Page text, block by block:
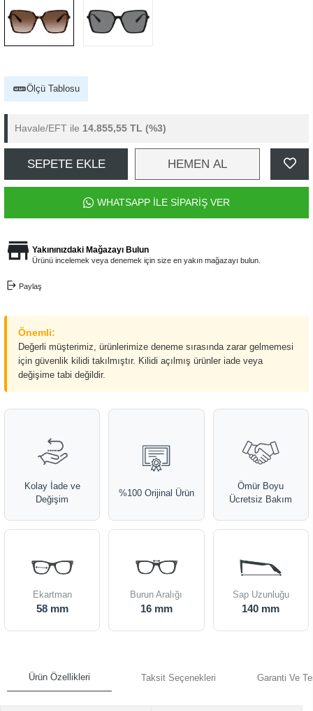
Ölçü Tablosu
Havale/EFT ile 14.855,55 TL (%3)
SEPETE EKLE HEMEN AL
WHATSAPP İLE SİPARİŞ VER
Yakınınızdaki Mağazayı Bulun
Ürünü incelemek veya denemek için size en yakın mağazayı bulun.
Paylaş
Önemli:
Değerli müşterimiz, ürünlerimize deneme sırasında zarar gelmemesi
için güvenlik kilidi takılmıştır. Kilidi açılmış ürünler iade veya
değişime tabi değildir.
Kolay İade ve
Değişim
%100 Orijinal Ürün
Ömür Boyu
Ücretsiz Bakım
Ekartman
58 mm
Burun Aralığı
16 mm
Sap Uzunluğu
140 mm
Ürün Özellikleri Taksit Seçenekleri Garanti Ve